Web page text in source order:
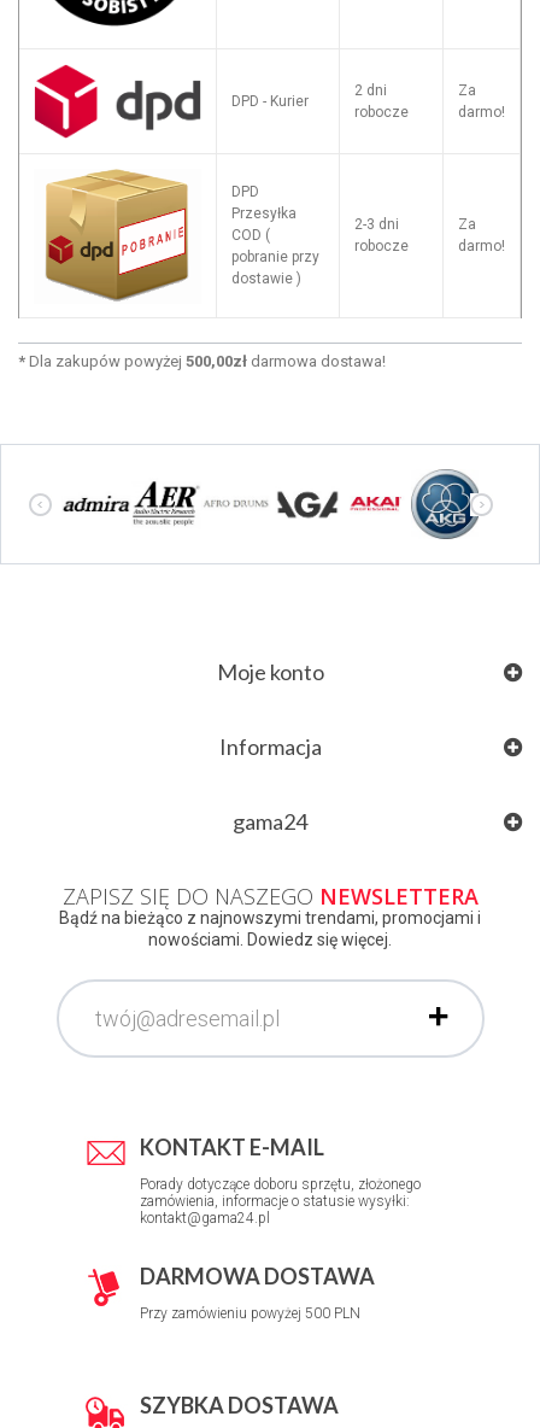
DPD - Kurier
2 dni
robocze
Za
darmo!
DPD
Przesyłka
COD (
pobranie przy
dostawie )
2-3 dni
robocze
Za
darmo!
* Dla zakupów powyżej 500,00zł darmowa dostawa!
Moje konto
Informacja
gama24
ZAPISZ SIĘ DO NASZEGO NEWSLETTERA
Bądź na bieżąco z najnowszymi trendami, promocjami i
nowościami. Dowiedz się więcej.
KONTAKT E-MAIL
Porady dotyczące doboru sprzętu, złożonego
zamówienia, informacje o statusie wysyłki:
kontakt@gama24.pl
DARMOWA DOSTAWA
Przy zamówieniu powyżej 500 PLN
SZYBKA DOSTAWA